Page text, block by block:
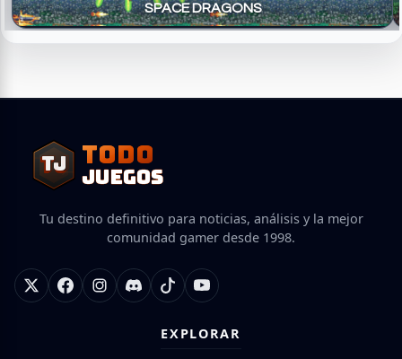
SPACE DRAGONS
TJ
TJ TODO
JUEGOS
Tu destino definitivo para noticias, análisis y la mejor
comunidad gamer desde 1998.
EXPLORAR